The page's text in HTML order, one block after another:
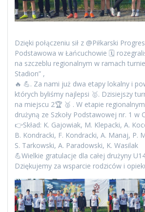
Dzięki połączeniu sił z @Piłkarski
Podstawowa w Łańcuchowie 🗓️
na szczeblu regionalnym w ramach
Stadion” ,
🔥 💪. Za nami już dwa etapy lokalny i
których byliśmy najlepsi 🥇. Dzisiejszy
na miejscu 2🏆 🥈 . W etapie
drużyną ze Szkoły Podstawowej nr. 1 w
👉Skład: K. Gajowiak, M. Klepacki, A.
B. Kondracki, F. Kondracki, A. Manaj, P.
S. Tarkowski, A. Paradowski, K. Wasilak
💪Wielkie gratulacje dla całej drużyny
Dziękujemy za wsparcie rodziców i